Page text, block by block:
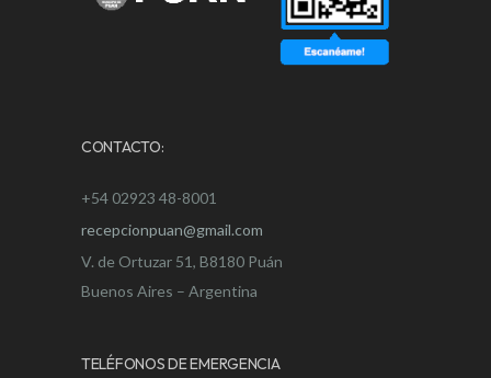
CONTACTO:
+54 02923 48-8001
recepcionpuan@gmail.com
V. de Ortuzar 51, B8180 Puán
Buenos Aires – Argentina
TELÉFONOS DE EMERGENCIA